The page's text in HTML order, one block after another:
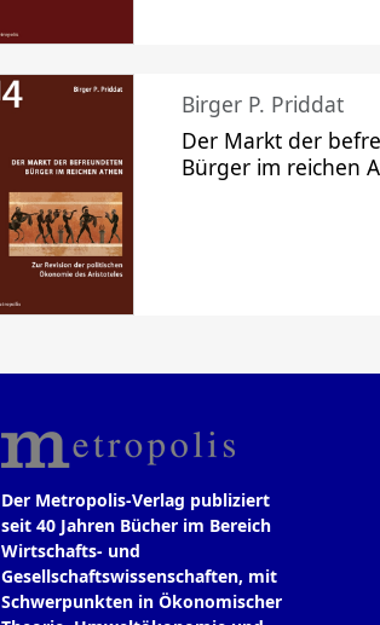
Birger P. Priddat
Der Markt der
Bürger im reichen
Der Metropolis-Verlag publiziert
seit 40 Jahren Bücher im Bereich
Wirtschafts- und
Gesellschaftswissenschaften, mit
Schwerpunkten in Ökonomischer